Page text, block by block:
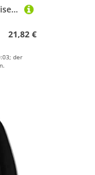
zhedu MF Doom Hoodie Unisex Trainingsanzug Damen/Herren Oberbekleidung Harajuku Streetwear Rapper Mode Kleidung Übergröße (S,Color 2)
21,82 €
der